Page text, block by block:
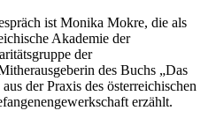
ist Monika Mokre, die als
Akademie der
der
des Buchs „Das
der Praxis des österreichischen
erzählt.